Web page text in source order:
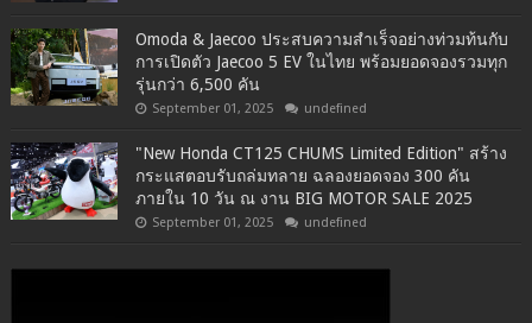
Omoda & Jaecoo ประสบความสำเร็จอย่างท่วมท้นกับ
การเปิดตัว Jaecoo 5 EV ในไทย พร้อมยอดจองรวมทุก
รุ่นกว่า 6,500 คัน
September 01, 2025 undefined
"New Honda CT125 CHUMS Limited Edition" สร้าง
กระแสตอบรับถล่มทลาย ฉลองยอดจอง 300 คัน
ภายใน 10 วัน ณ งาน BIG MOTOR SALE 2025
September 01, 2025 undefined